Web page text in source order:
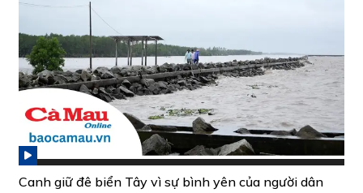
Canh giữ đê biển Tây vì sự bình yên của người dân